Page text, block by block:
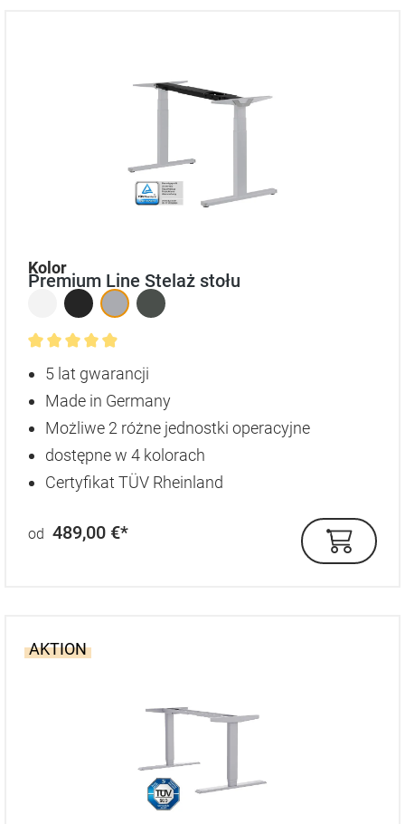
Kolorauswählen
Premium Line Stelaż stołu
Średnia ocena 4.9 z 5 gwiazdek
5 lat gwarancji
Made in Germany
Możliwe 2 różne jednostki operacyjne
dostępne w 4 kolorach
Certyfikat TÜV Rheinland
od 489,00 €*
AKTION